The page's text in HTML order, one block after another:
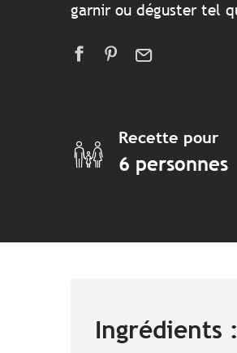
garnir ou déguster tel
Recette pour
6 personnes
Ingrédients :